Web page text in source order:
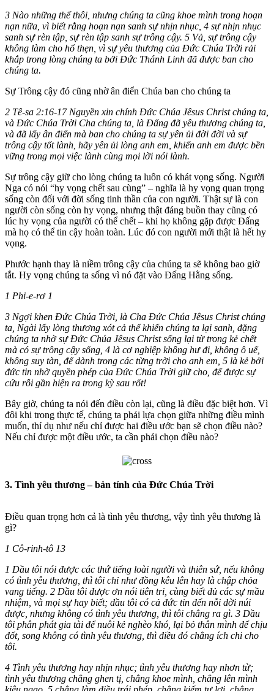
3 Nào những thế thôi, nhưng chúng ta cũng khoe mình trong hoạn
nạn nữa, vì biết rằng hoạn nạn sanh sự nhịn nhục, 4 sự nhịn nhục
sanh sự rèn tập, sự rèn tập sanh sự trông cậy. 5 Vả, sự trông cậy
không làm cho hổ thẹn, vì sự yêu thương của Ðức Chúa Trời rải
khắp trong lòng chúng ta bởi Ðức Thánh Linh đã được ban cho
chúng ta.
Sự Trông cậy đó cũng nhờ ân điển Chúa ban cho chúng ta
2 Tê-sa 2:16-17 Nguyền xin chính Ðức Chúa Jêsus Christ chúng ta,
và Ðức Chúa Trời Cha chúng ta, là Ðấng đã yêu thương chúng ta,
và đã lấy ân điển mà ban cho chúng ta sự yên ủi đời đời và sự
trông cậy tốt lành, hãy yên ủi lòng anh em, khiến anh em được bền
vững trong mọi việc lành cùng mọi lời nói lành.
Sự trông cậy giữ cho lòng chúng ta luôn có khát vọng sống. Người
Nga có nói “hy vọng chết sau cùng” – nghĩa là hy vọng quan trọng
sống còn đối với đời sống tinh thần của con người. Thật sự là con
người còn sống còn hy vọng, nhưng thật đáng buồn thay cũng có
lúc hy vọng của người có thể chết – khi họ không gặp được Đấng
mà họ có thể tin cậy hoàn toàn. Lúc đó con người mới thật là hết hy
vọng.
Phước hạnh thay là niềm trông cậy của chúng ta sẽ không bao giờ
tắt. Hy vọng chúng ta sống vì nó đặt vào Đấng Hằng sống.
1 Phi-e-rơ 1
3 Ngợi khen Ðức Chúa Trời, là Cha Ðức Chúa Jêsus Christ chúng
ta, Ngài lấy lòng thương xót cả thể khiến chúng ta lại sanh, đặng
chúng ta nhờ sự Ðức Chúa Jêsus Christ sống lại từ trong kẻ chết
mà có sự trông cậy sống, 4 là cơ nghiệp không hư đi, không ô uế,
không suy tàn, để dành trong các từng trời cho anh em, 5 là kẻ bởi
đức tin nhờ quyền phép của Ðức Chúa Trời giữ cho, để được sự
cứu rỗi gần hiện ra trong kỳ sau rốt!
Bây giờ, chúng ta nói đến điều còn lại, cũng là điều đặc biệt hơn. Vì
đôi khi trong thực tế, chúng ta phải lựa chọn giữa những điều mình
muốn, thí dụ như nếu chỉ được hai điều ước bạn sẽ chọn điều nào?
Nếu chỉ được một điều ước, ta cần phải chọn điều nào?
3. Tình yêu thương – bản tính của Đức Chúa Trời
Điều quan trọng hơn cả là tình yêu thương, vậy tình yêu thương là
gì?
1 Cô-rinh-tô 13
1 Dầu tôi nói được các thứ tiếng loài người và thiên sứ, nếu không
có tình yêu thương, thì tôi chỉ như đồng kêu lên hay là chập chỏa
vang tiếng. 2 Dầu tôi được ơn nói tiên tri, cùng biết đủ các sự mầu
nhiệm, và mọi sự hay biết; dầu tôi có cả đức tin đến nỗi dời núi
được, nhưng không có tình yêu thương, thì tôi chẳng ra gì. 3 Dầu
tôi phân phát gia tài để nuôi kẻ nghèo khó, lại bỏ thân mình để chịu
đốt, song không có tình yêu thương, thì điều đó chẳng ích chi cho
tôi.
4 Tình yêu thương hay nhịn nhục; tình yêu thương hay nhơn từ;
tình yêu thương chẳng ghen tị, chẳng khoe mình, chẳng lên mình